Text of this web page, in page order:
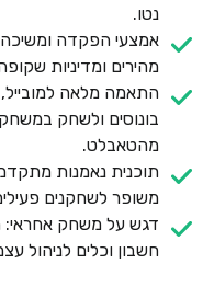
נטו.
אמצעי הפקדה ומשיכה
מהירים ומדיניות
התאמה מלאה
בונוסים ולשחק
מהטאבלט.
תוכנית נאמנות
משופר לשחקנים
דגש על משחק
חשבון וכלים לניהול